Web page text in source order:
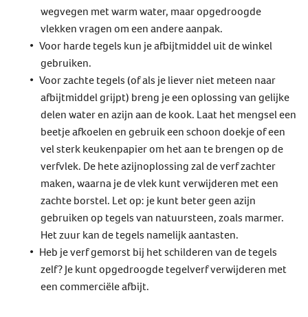
wegvegen met warm water, maar opgedroogde
vlekken vragen om een andere aanpak.
Voor harde tegels kun je afbijtmiddel uit de winkel
gebruiken.
Voor zachte tegels (of als je liever niet meteen naar
afbijtmiddel grijpt) breng je een oplossing van gelijke
delen water en azijn aan de kook. Laat het mengsel een
beetje afkoelen en gebruik een schoon doekje of een
vel sterk keukenpapier om het aan te brengen op de
verfvlek. De hete azijnoplossing zal de verf zachter
maken, waarna je de vlek kunt verwijderen met een
zachte borstel. Let op: je kunt beter geen azijn
gebruiken op tegels van natuursteen, zoals marmer.
Het zuur kan de tegels namelijk aantasten.
Heb je verf gemorst bij het schilderen van de tegels
zelf? Je kunt opgedroogde tegelverf verwijderen met
een commerciële afbijt.